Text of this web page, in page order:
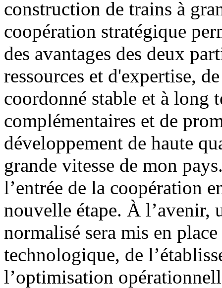
construction de trains à
coopération stratégique
des avantages des deux
ressources et d'expertise,
coordonné stable et à long
complémentaires et de
développement de haute
grande vitesse de mon
l’entrée de la coopération
nouvelle étape. À l’avenir,
normalisé sera mis en
technologique, de
l’optimisation